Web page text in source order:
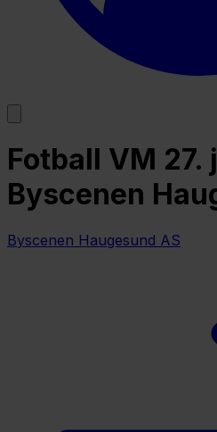
Fotball VM 27.
Byscenen
Byscenen Haugesund AS